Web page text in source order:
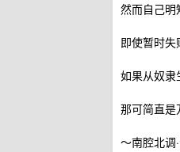
然而自己明
即使暂时失
如果从奴隶
那可简直是
～南腔北调